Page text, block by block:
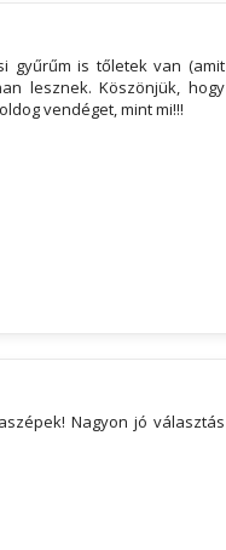
gyűrűm is tőletek van (amit
lesznek. Köszönjük, hogy
vendéget, mint mi!!!
Nagyon jó választás